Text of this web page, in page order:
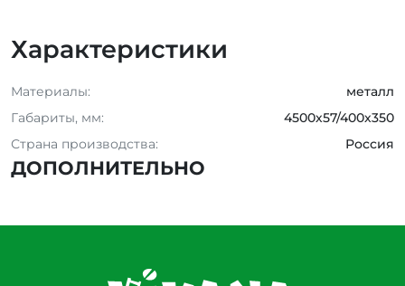
Характеристики
Материалы:
металл
Габариты, мм:
4500х57/400х350
Страна производства:
Россия
ДОПОЛНИТЕЛЬНО